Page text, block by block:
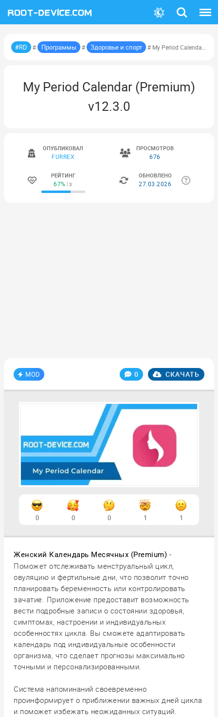
Поиск
#RD # Программы # Здоровье и спорт # My Period Calendar (Premium)
My Period Calendar (Premium)
v12.3.0
ОПУБЛИКОВАЛ
FURREX
ПРОСМОТРОВ
676
РЕЙТИНГ
67% 3
ОБНОВЛЕНО
27.03.2026
MOD СКАЧАТЬ
0
0 0 0 1 1
Женский Календарь Месячных (Premium) -
Поможет отслеживать менструальный цикл,
овуляцию и фертильные дни, что позволит точно
планировать беременность или контролировать
зачатие. Приложение предоставит возможность
вести подробные записи о состоянии здоровья,
симптомах, настроении и индивидуальных
особенностях цикла. Вы сможете адаптировать
календарь под индивидуальные особенности
организма, что сделает прогнозы максимально
точными и персонализированными.
Система напоминаний своевременно
проинформирует о приближении важных дней цикла
и поможет избежать неожиданных ситуаций.